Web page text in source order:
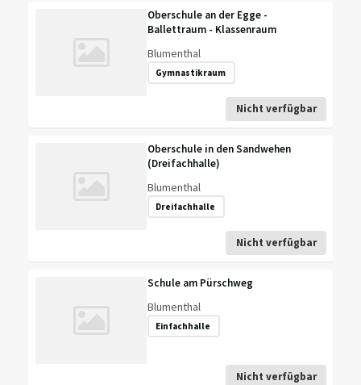
Oberschule an der Egge -
Ballettraum - Klassenraum
Blumenthal
Gymnastikraum
Nicht verfügbar
Oberschule in den Sandwehen
(Dreifachhalle)
Blumenthal
Dreifachhalle
Nicht verfügbar
Schule am Pürschweg
Blumenthal
Einfachhalle
Nicht verfügbar